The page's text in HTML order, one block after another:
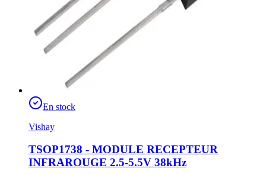
En stock
Vishay
TSOP1738 - MODULE RECEPTEUR
INFRAROUGE 2.5-5.5V 38kHz